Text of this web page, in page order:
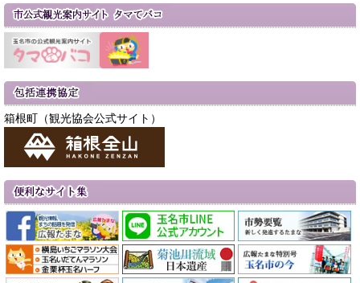
箱根町（観光協会公式サイト）